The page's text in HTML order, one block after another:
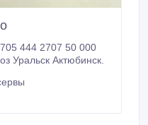
Уральск Актюбинск.